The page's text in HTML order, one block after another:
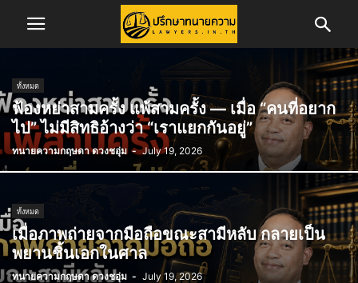
ทั้งหมด
ฟ้องหย่าสามครั้ง แพ้สามครั้ง — เมื่อ “คนที่อยาก
ไป” ไม่มีสิทธิอ้างว่า “เราแยกกันอยู่”
ทนายความกฤษดา ดวงชอุ่ม - July 19, 2026
ทั้งหมด
เมื่อภาพถ่ายจากมือถือขณะสามีหลับ กลายเป็น
พยานชิ้นเอกในศาล
ทนายความกฤษดา ดวงชอุ่ม - July 19, 2026